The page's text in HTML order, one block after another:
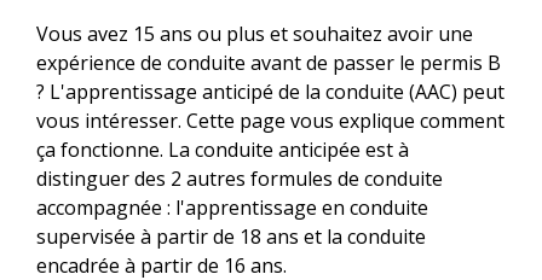
Vous avez 15 ans ou plus et souhaitez avoir une
expérience de conduite avant de passer le permis B
? L'apprentissage anticipé de la conduite (AAC) peut
vous intéresser. Cette page vous explique comment
ça fonctionne. La conduite anticipée est à
distinguer des 2 autres formules de conduite
accompagnée : l'apprentissage en conduite
supervisée à partir de 18 ans et la conduite
encadrée à partir de 16 ans.